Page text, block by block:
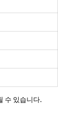
수 있습니다.